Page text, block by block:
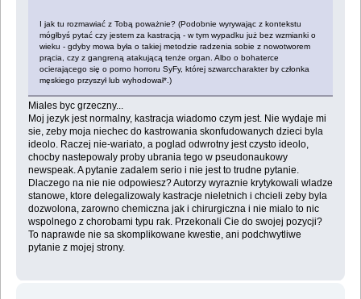
I jak tu rozmawiać z Tobą poważnie? (Podobnie wyrywając z kontekstu
mógłbyś pytać czy jestem za kastracją - w tym wypadku już bez wzmianki o
wieku - gdyby mowa była o takiej metodzie radzenia sobie z nowotworem
prącia, czy z gangreną atakującą tenże organ. Albo o bohaterce
ocierającego się o porno horroru SyFy, której szwarccharakter by członka
męskiego przyszył lub wyhodował*.)
Miales byc grzeczny...
Moj jezyk jest normalny, kastracja wiadomo czym jest. Nie wydaje mi
sie, zeby moja niechec do kastrowania skonfudowanych dzieci byla
ideolo. Raczej nie-wariato, a poglad odwrotny jest czysto ideolo,
chocby nastepowaly proby ubrania tego w pseudonaukowy
newspeak. A pytanie zadalem serio i nie jest to trudne pytanie.
Dlaczego na nie nie odpowiesz? Autorzy wyraznie krytykowali wladze
stanowe, ktore delegalizowaly kastracje nieletnich i chcieli zeby byla
dozwolona, zarowno chemiczna jak i chirurgiczna i nie mialo to nic
wspolnego z chorobami typu rak. Przekonali Cie do swojej pozycji?
To naprawde nie sa skomplikowane kwestie, ani podchwytliwe
pytanie z mojej strony.